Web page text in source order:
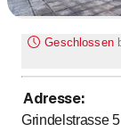
Geschlossen
Montag
Dienstag
Adresse:
Grindelstrasse